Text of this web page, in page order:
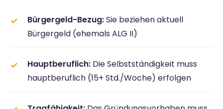
Bürgergeld-Bezug:Sie beziehen aktuell
Bürgergeld (ehemals ALG II)
Hauptberuflich: Die Selbstständigkeit muss
hauptberuflich (15+ Std./Woche) erfolgen